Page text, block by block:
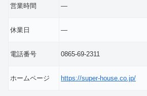
営業時間 ―
休業日 ―
電話番号 0865-69-2311
ホームページ https://super-house.co.jp/